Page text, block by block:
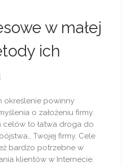
w małej
ich
określenie powinny
o założeniu firmy.
celów to łatwa droga do
Twojej firmy. Cele
bardzo potrzebne w
klientów w Internecie.